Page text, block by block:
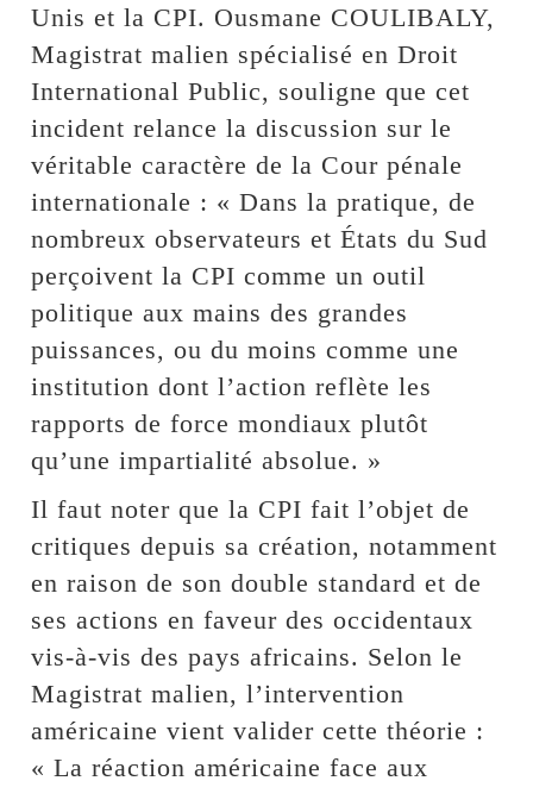
Unis et la CPI. Ousmane COULIBALY,
Magistrat malien spécialisé en Droit
International Public, souligne que cet
incident relance la discussion sur le
véritable caractère de la Cour pénale
internationale : « Dans la pratique, de
nombreux observateurs et États du Sud
perçoivent la CPI comme un outil
politique aux mains des grandes
puissances, ou du moins comme une
institution dont l’action reflète les
rapports de force mondiaux plutôt
qu’une impartialité absolue. »
Il faut noter que la CPI fait l’objet de
critiques depuis sa création, notamment
en raison de son double standard et de
ses actions en faveur des occidentaux
vis-à-vis des pays africains. Selon le
Magistrat malien, l’intervention
américaine vient valider cette théorie :
« La réaction américaine face aux